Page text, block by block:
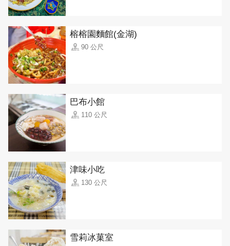
榕榕園麵館(金湖)
90 公尺
巴布小館
110 公尺
津味小吃
130 公尺
雪莉冰菓室